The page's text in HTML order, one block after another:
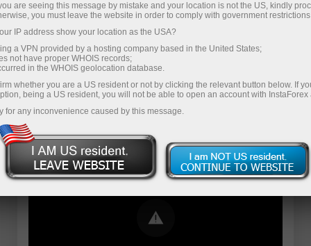
Error loading YouTube: Video could not be
played
are seeing this message by mistake and your location is not the US, kindly
you must leave the website in order to comply with government
IP address show your location as the USA?
a VPN provided by a hosting company based in the United States;
not have proper WHOIS records;
in the WHOIS geolocation database.
whether you are a US resident or not by clicking the relevant button below. If
being a US resident, you will not be able to open an account with InstaForex
for any inconvenience caused by this message.